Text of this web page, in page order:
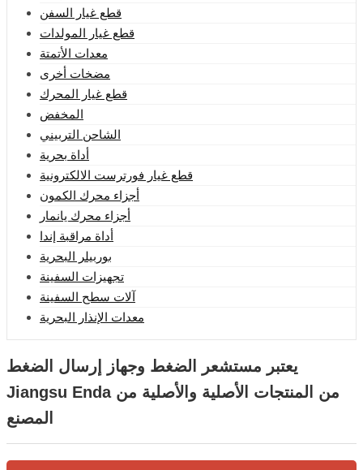
قطع غيار السفن
قطع غيار المولدات
معدات الأتمتة
مضخات أخرى
قطع غيار المحرك
المخفض
الشاحن التربيني
أداة بحرية
قطع غيار فورترست الالكترونية
أجزاء محرك الكمون
أجزاء محرك يانمار
أداة مراقبة إندا
بوربيلر البحرية
تجهيزات السفينة
آلات سطح السفينة
معدات الإنذار البحرية
يعتبر مستشعر الضغط وجهاز إرسال الضغط
Jiangsu Enda من المنتجات الأصلية والأصلية من
المصنع